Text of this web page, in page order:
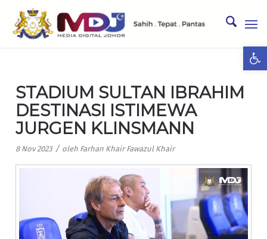
STADIUM SULTAN IBRAHIM
DESTINASI ISTIMEWA
JURGEN KLINSMANN
8 Nov 2023 / oleh Farhan Khair Fawazul Khair